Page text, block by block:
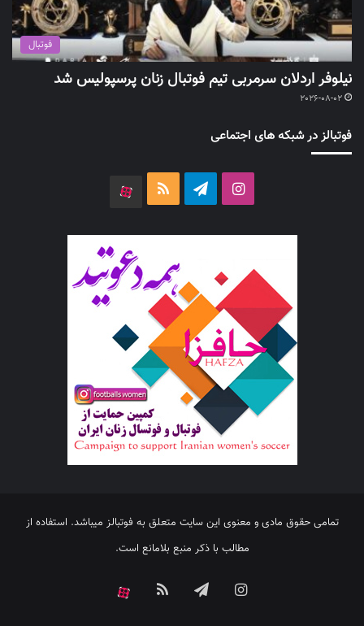
فوتبال
نیلوفر اردلان سرمربی تیم فوتبال زنان پرسپولیس شد
2026-08-02
فوتبالز در شبکه های اجتماعی
اینستاگرامتلگرام خوراک
تمامی حقوق مادی و معنوی این سایت متعلق به فوتبالز میباشد. استفاده از
مطالب با ذکر منبع بلامانع است.
اینستاگرامتلگرام خوراک